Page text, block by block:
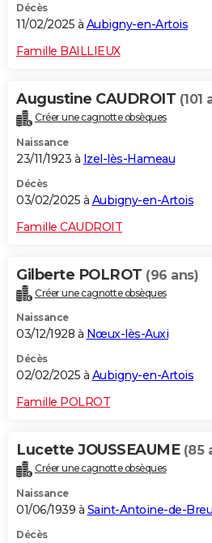
Décès
11/02/2025 à Aubigny-en-Artois
Famille BAILLIEUX
Augustine CAUDROIT (101
Créer une cagnotte obsèques
Naissance
23/11/1923 à Izel-lès-Hameau
Décès
03/02/2025 à Aubigny-en-Artois
Famille CAUDROIT
Gilberte POLROT (96 ans)
Créer une cagnotte obsèques
Naissance
03/12/1928 à Nœux-lès-Auxi
Décès
02/02/2025 à Aubigny-en-Artois
Famille POLROT
Lucette JOUSSEAUME (85
Créer une cagnotte obsèques
Naissance
01/06/1939 à Saint-Antoine-de-
Décès